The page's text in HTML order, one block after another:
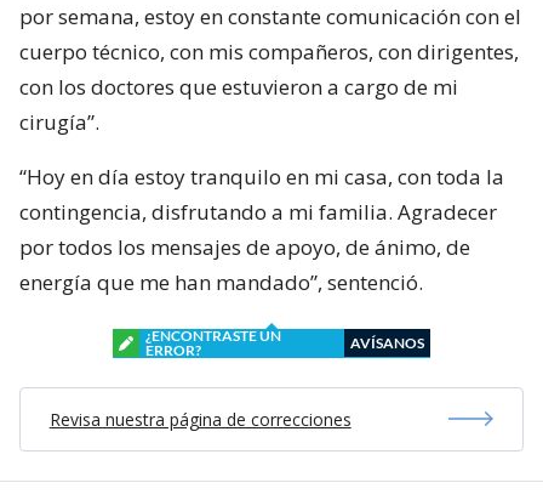
por semana, estoy en constante comunicación con el
cuerpo técnico, con mis compañeros, con dirigentes,
con los doctores que estuvieron a cargo de mi
cirugía”.
“Hoy en día estoy tranquilo en mi casa, con toda la
contingencia, disfrutando a mi familia. Agradecer
por todos los mensajes de apoyo, de ánimo, de
energía que me han mandado”, sentenció.
¿ENCONTRASTE UN
ERROR?
AVÍSANOS
Revisa nuestra página de correcciones